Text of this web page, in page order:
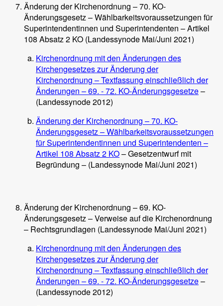
Änderung der Kirchenordnung – 70. KO-
Änderungsgesetz – Wählbarkeitsvoraussetzungen für
Superintendentinnen und Superintendenten – Artikel
108 Absatz 2 KO (Landessynode Mai/Juni 2021)
Kirchenordnung mit den Änderungen des
Kirchengesetzes zur Änderung der
Kirchenordnung – Textfassung einschließlich der
Änderungen – 69. - 72. KO-Änderungsgesetze–
(Landessynode 2012)
Änderung der Kirchenordnung – 70. KO-
Änderungsgesetz – Wählbarkeitsvoraussetzungen
für Superintendentinnen und Superintendenten –
Artikel 108 Absatz 2 KO– Gesetzentwurf mit
Begründung – (Landessynode Mai/Juni 2021)
Änderung der Kirchenordnung – 69. KO-
Änderungsgesetz – Verweise auf die Kirchenordnung
– Rechtsgrundlagen (Landessynode Mai/Juni 2021)
Kirchenordnung mit den Änderungen des
Kirchengesetzes zur Änderung der
Kirchenordnung – Textfassung einschließlich der
Änderungen – 69. - 72. KO-Änderungsgesetze–
(Landessynode 2012)